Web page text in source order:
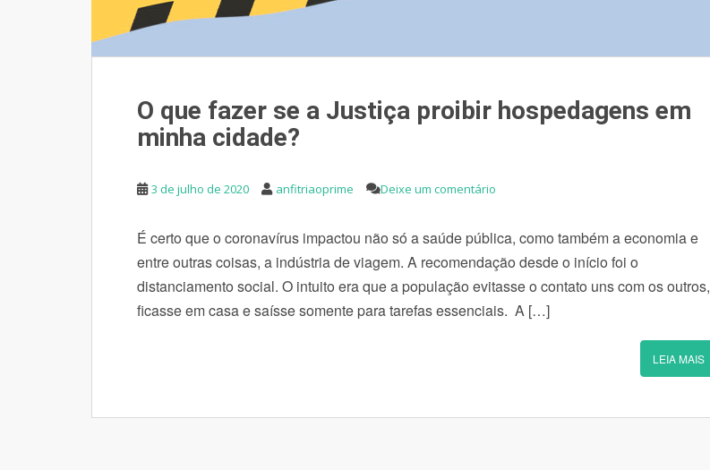
O que fazer se a Justiça proibir hospedagens em
minha cidade?
3 de julho de 2020 anfitriaoprime Deixe um comentário
É certo que o coronavírus impactou não só a saúde pública, como também a economia e
entre outras coisas, a indústria de viagem. A recomendação desde o início foi o
distanciamento social. O intuito era que a população evitasse o contato uns com os outros,
ficasse em casa e saísse somente para tarefas essenciais. A […]
LEIA MAIS